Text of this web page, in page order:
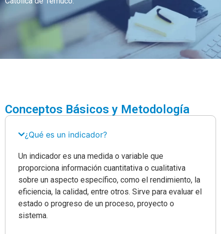
Conceptos Básicos y Metodología
¿Qué es un indicador?
Un indicador es una medida o variable que
proporciona información cuantitativa o cualitativa
sobre un aspecto específico, como el rendimiento, la
eficiencia, la calidad, entre otros. Sirve para evaluar el
estado o progreso de un proceso, proyecto o
sistema.